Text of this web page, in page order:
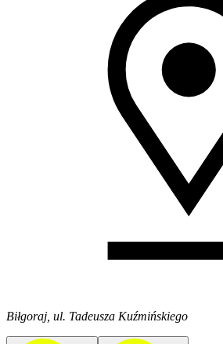
Biłgoraj, ul. Tadeusza Kuźmińskiego